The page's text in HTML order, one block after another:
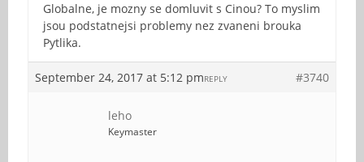
Globalne, je mozny se domluvit s Cinou? To myslim
jsou podstatnejsi problemy nez zvaneni brouka
Pytlika.
September 24, 2017 at 5:12 pm #3740
REPLY
leho
Keymaster